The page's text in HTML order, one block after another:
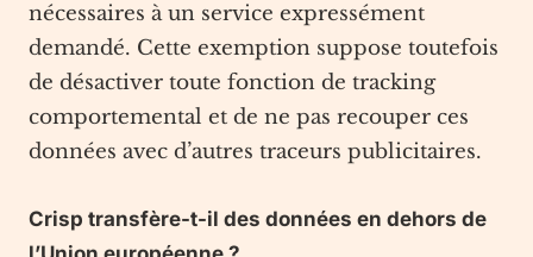
nécessaires à un service expressément
demandé. Cette exemption suppose toutefois
de désactiver toute fonction de tracking
comportemental et de ne pas recouper ces
données avec d’autres traceurs publicitaires.
Crisp transfère-t-il des données en dehors de